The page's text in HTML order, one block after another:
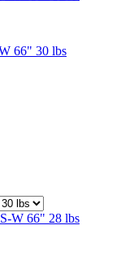
66" 30 lbs